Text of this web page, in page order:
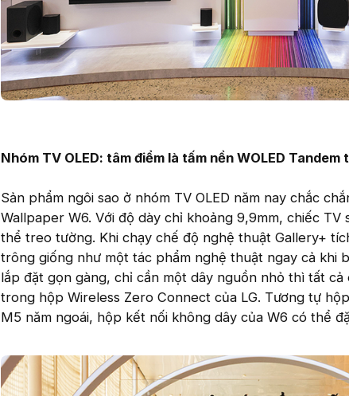
Nhóm TV OLED: tâm điểm là tấm nền WOLED Tandem
Sản phẩm ngôi sao ở nhóm TV OLED năm nay chắc
Wallpaper W6. Với độ dày chỉ khoảng 9,9mm, chiếc
thể treo tường. Khi chạy chế độ nghệ thuật Gallery+
trông giống như một tác phẩm nghệ thuật ngay cả khi
lắp đặt gọn gàng, chỉ cần một dây nguồn nhỏ thì tất
trong hộp Wireless Zero Connect của LG. Tương tự
M5 năm ngoái, hộp kết nối không dây của W6 có thể